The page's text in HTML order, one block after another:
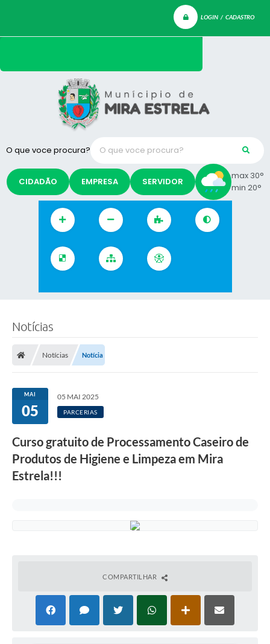
LOGIN / CADASTRO
O que voce procura?
CIDADÃO EMPRESA SERVIDOR
max 30°
min 20°
Notícias
Notícias Notícia
MAI
05
05 MAI 2025
PARCERIAS
Curso gratuito de Processamento Caseiro de
Produtos de Higiene e Limpeza em Mira
Estrela!!!
COMPARTILHAR